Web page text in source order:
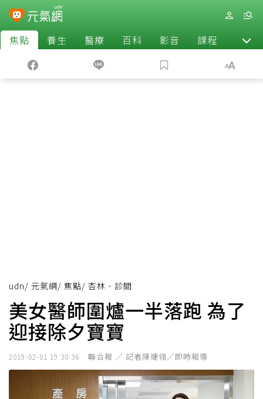
焦點 養生 醫療 百科 影音 課程 退休
udn/ 元氣網/ 焦點/ 杏林．診間
美女醫師圍爐一半落跑 為了
迎接除夕寶寶
2019-02-01 19:30:36 聯合報 ／ 記者陳婕翎╱即時報導